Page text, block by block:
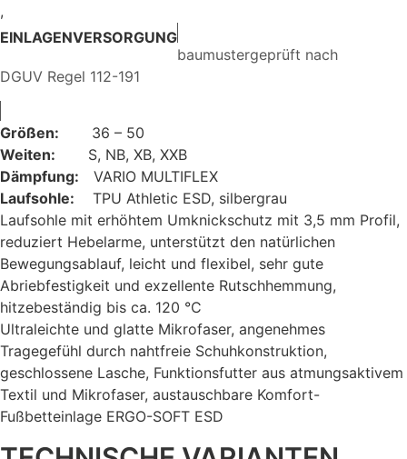
,
EINLAGENVERSORGUNG
baumustergeprüft nach
DGUV Regel 112-191
Größen: 36 – 50
Weiten: S, NB, XB, XXB
Dämpfung: VARIO MULTIFLEX
Laufsohle: TPU Athletic ESD, silbergrau
Laufsohle mit erhöhtem Umknickschutz mit 3,5 mm Profil,
reduziert Hebelarme, unterstützt den natürlichen
Bewegungsablauf, leicht und flexibel, sehr gute
Abriebfestigkeit und exzellente Rutschhemmung,
hitzebeständig bis ca. 120 °C
Ultraleichte und glatte Mikrofaser, angenehmes
Tragegefühl durch nahtfreie Schuhkonstruktion,
geschlossene Lasche, Funktionsfutter aus atmungsaktivem
Textil und Mikrofaser, austauschbare Komfort-
Fußbetteinlage ERGO-SOFT ESD